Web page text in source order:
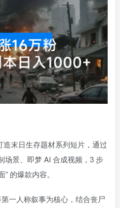
末日生存题材系列短片，通过
场景、即梦 AI 合成视频，3 步
的爆款内容。
一人称叙事为核心，结合丧尸